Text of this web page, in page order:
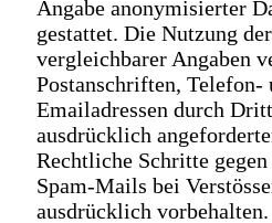
Angabe anonymisierter
gestattet. Die Nutzung
vergleichbarer Angaben
Postanschriften, Telefon-
Emailadressen durch
ausdrücklich
Rechtliche Schritte
Spam-Mails bei
ausdrücklich vorbehalten.